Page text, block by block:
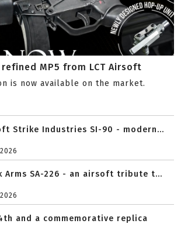
refined MP5 from LCT Airsoft
is now available on the market.
Strike Industries SI-90 - modern...
Arms SA-226 - an airsoft tribute t...
and a commemorative replica